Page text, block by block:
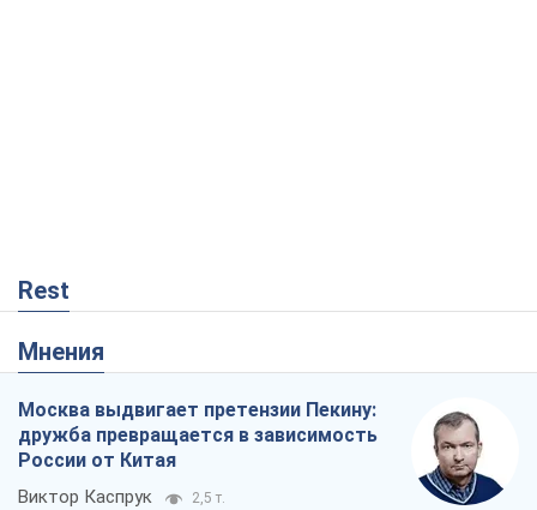
Rest
Мнения
Москва выдвигает претензии Пекину:
дружба превращается в зависимость
России от Китая
Виктор Каспрук 2,5 т.